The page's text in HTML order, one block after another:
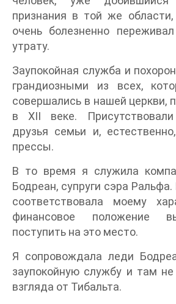
признания в той же
очень болезненно
утрату.
Заупокойная служба и
грандиозными из всех,
совершались в нашей церкви,
в XII веке.
друзья семьи и,
прессы.
В то время я служила
Бодреан, супруги сэра
соответствовала моему
финансовое положение
поступить на это место.
Я сопровождала леди
заупокойную службу и там
взгляда от Тибальта.